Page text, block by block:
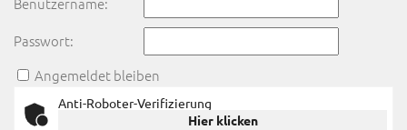
Passwort:
Angemeldet bleiben
Anti-Roboter-Verifizierung
Hier klicken